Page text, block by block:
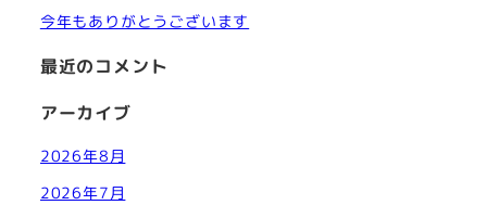
今年もありがとうございます
最近のコメント
アーカイブ
2026年8月
2026年7月